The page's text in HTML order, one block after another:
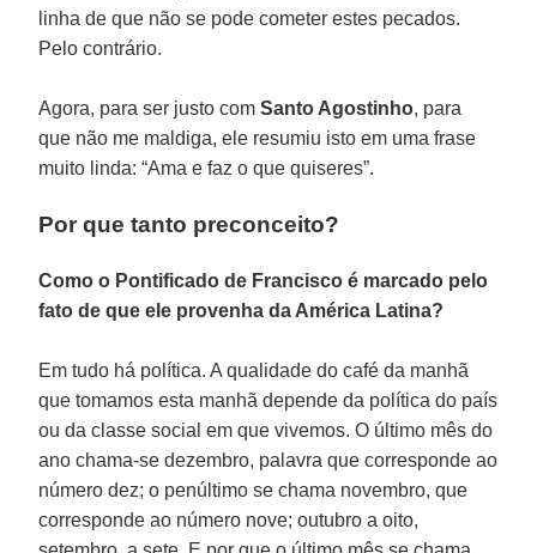
linha de que não se pode cometer estes pecados.
Pelo contrário.
Agora, para ser justo comSanto Agostinho, para
que não me maldiga, ele resumiu isto em uma frase
muito linda: “Ama e faz o que quiseres”.
Por que tanto preconceito?
Como o Pontificado de Francisco é marcado pelo
fato de que ele provenha da América Latina?
Em tudo há política. A qualidade do café da manhã
que tomamos esta manhã depende da política do país
ou da classe social em que vivemos. O último mês do
ano chama-se dezembro, palavra que corresponde ao
número dez; o penúltimo se chama novembro, que
corresponde ao número nove; outubro a oito,